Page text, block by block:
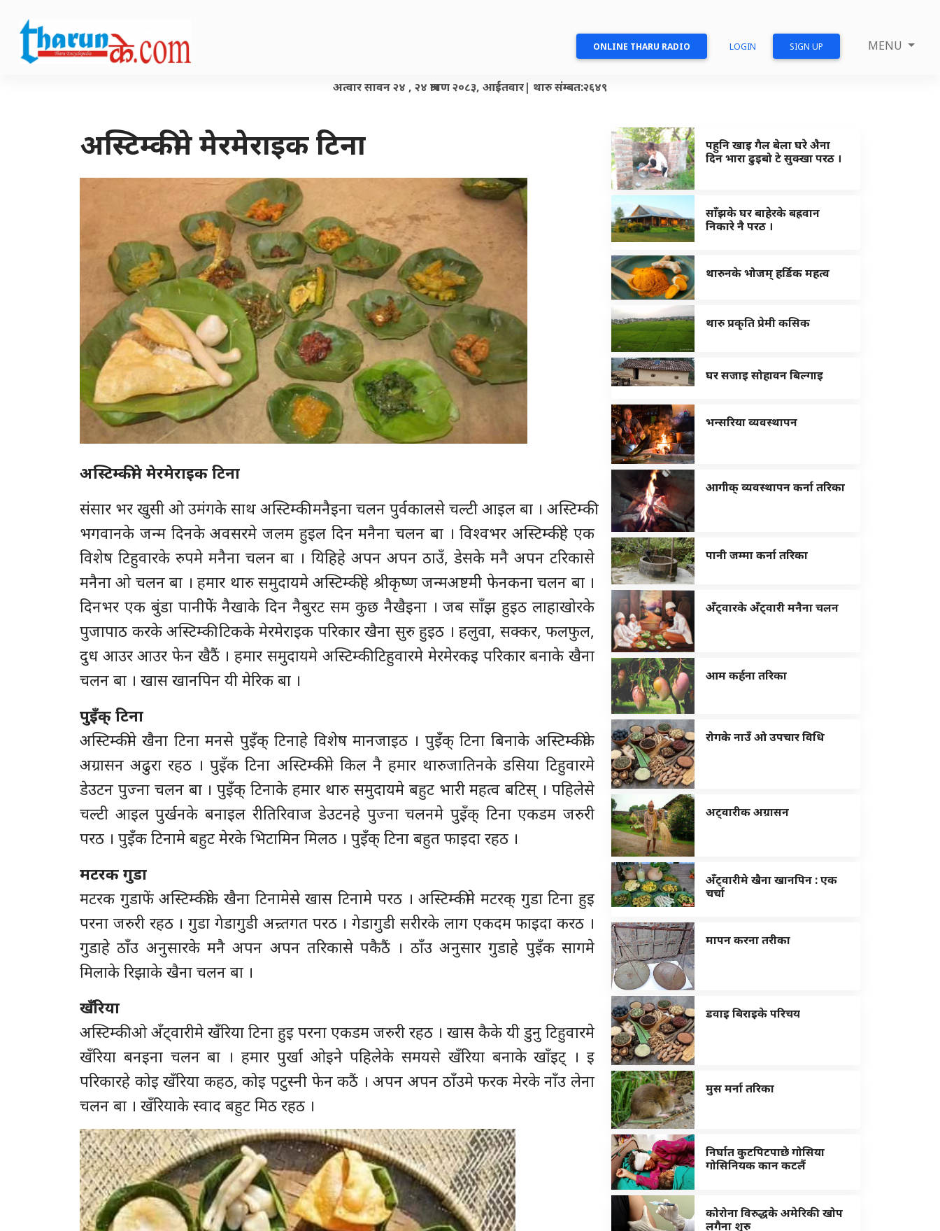
ONLINE THARU RADIO LOGIN SIGN UP MENU
अत्वार सावन २४ , २४ श्रावण २०८३, आईतवार| थारु संम्बत:२६४९
अस्टिम्कीमे मेरमेराइक टिना
अस्टिम्कीमे मेरमेराइक टिना
संसार भर खुसी ओ उमंगके साथ अस्टिम्की मनैइना चलन पुर्वकालसे चल्टी आइल बा । अस्टिम्की
भगवानके जन्म दिनके अवसरमे जलम हुइल दिन मनैना चलन बा । विश्वभर अस्टिम्कीहे एक
विशेष टिहुवारके रुपमे मनैना चलन बा । यिहिहे अपन अपन ठाउँ, डेसके मनै अपन टरिकासे
मनैना ओ चलन बा । हमार थारु समुदायमे अस्टिम्कीहे श्रीकृष्ण जन्मअष्टमीे फेनकना चलन बा ।
दिनभर एक बुंडा पानीफेें नैखाके दिन नैबुरट सम कुछ नैखैइना । जब साँझ हुइठ लाहाखोरके
पुजापाठ करके अस्टिम्की टिकके मेरमेराइक परिकार खैना सुरु हुइठ । हलुवा, सक्कर, फलफुल,
दुध आउर आउर फेन खैठैं । हमार समुदायमे अस्टिम्की टिहुवारमे मेरमेरकइ परिकार बनाके खैना
चलन बा । खास खानपिन यी मेरिक बा ।
पुइँक् टिना
अस्टिम्कीमे खैना टिना मनसे पुइँक् टिनाहे विशेष मानजाइठ । पुइँक् टिना बिनाके अस्टिम्कीके
अग्रासन अढुरा रहठ । पुइँक टिना अस्टिम्कीमे किल नै हमार थारुजातिनके डसिया टिहुवारमे
डेउटन पुज्ना चलन बा । पुइँक् टिनाके हमार थारु समुदायमे बहुट भारी महत्व बटिस् । पहिलेसे
चल्टी आइल पुर्खनके बनाइल रीतिरिवाज डेउटनहे पुज्ना चलनमे पुइँक् टिना एकडम जरुरी
परठ । पुइँक टिनामे बहुट मेरके भिटामिन मिलठ । पुइँक् टिना बहुत फाइदा रहठ ।
मटरक गुडा
मटरक गुडाफें अस्टिम्कीके खैना टिनामेसे खास टिनामे परठ । अस्टिम्कीमे मटरक् गुडा टिना हुइ
परना जरुरी रहठ । गुडा गेडागुडी अन्र्तगत परठ । गेडागुडी सरीरके लाग एकदम फाइदा करठ ।
गुडाहे ठाँउ अनुसारके मनै अपन अपन तरिकासे पकैठैं । ठाँउ अनुसार गुडाहे पुइँक सागमे
मिलाके रिझाके खैना चलन बा ।
खँरिया
अस्टिम्की ओ अँट्वारीमे खँरिया टिना हुइ परना एकडम जरुरी रहठ । खास कैके यी डुनु टिहुवारमे
खँरिया बनइना चलन बा । हमार पुर्खा ओइने पहिलेके समयसे खँरिया बनाके खाँइट् । इ
परिकारहे कोइ खँरिया कहठ, कोइ पटुस्नी फेन कठैं । अपन अपन ठाँउमे फरक मेरके नाँउ लेना
चलन बा । खँरियाके स्वाद बहुट मिठ रहठ ।
पहुनि खाइ गैल बेला घरे अ‍ैना
दिन भारा ढुइबो टे सुक्खा परठ ।
साँझके घर बाहेरके बह्रवान
निकारे नै परठ ।
थारुनके भोजम् हर्डिक महत्व
थारु प्रकृति प्रेमी कसिक
घर सजाइ सोहावन बिल्गाइ
भन्सरिया व्यवस्थापन
आगीक् व्यवस्थापन कर्ना तरिका
पानी जम्मा कर्ना तरिका
अँट्वारके अँट्वारी मनैना चलन
आम कर्हना तरिका
रोगके नाउँ ओ उपचार विधि
अट्वारीक अग्रासन
अँट्वारीमे खैना खानपिन : एक
चर्चा
मापन करना तरीका
डवाइ बिराइके परिचय
मुस मर्ना तरिका
निर्घात कुटपिटपाछे गोसिया
गोसिनियक कान कटलैं
कोरोना विरुद्धके अमेरिकी खोप
लगैना शुरु